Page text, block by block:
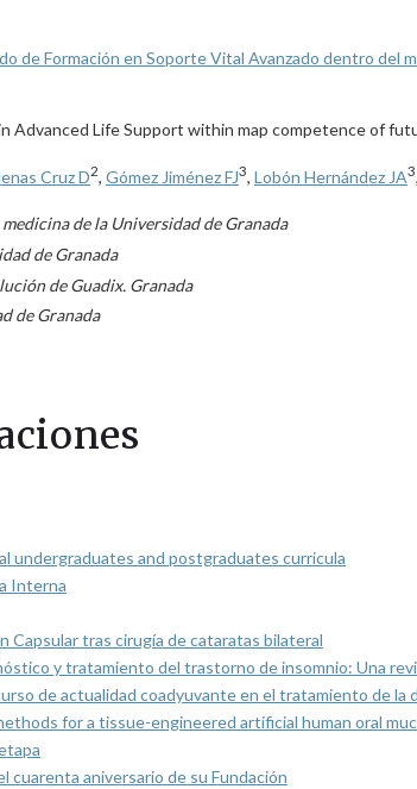
de Formación en Soporte Vital Avanzado dentro
Advanced Life Support within map competence of
Cruz D2, Gómez Jiménez FJ3, Lobón Hernández JA3,
de la Universidad de Granada
de Granada
de Guadix. Granada
de Granada
undergraduates and postgraduates curricula
Interna
Capsular tras cirugía de cataratas bilateral
y tratamiento del trastorno de insomnio: Una
de actualidad coadyuvante en el tratamiento de la
for a tissue-engineered artificial human oral
cuarenta aniversario de su Fundación